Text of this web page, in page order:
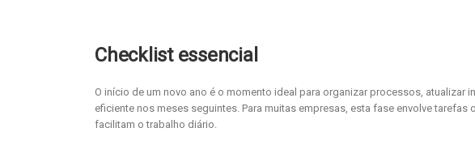
Checklist essencial
O início de um novo ano é o momento ideal para organizar processos, atualizar
eficiente nos meses seguintes. Para muitas empresas, esta fase envolve
facilitam o trabalho diário.